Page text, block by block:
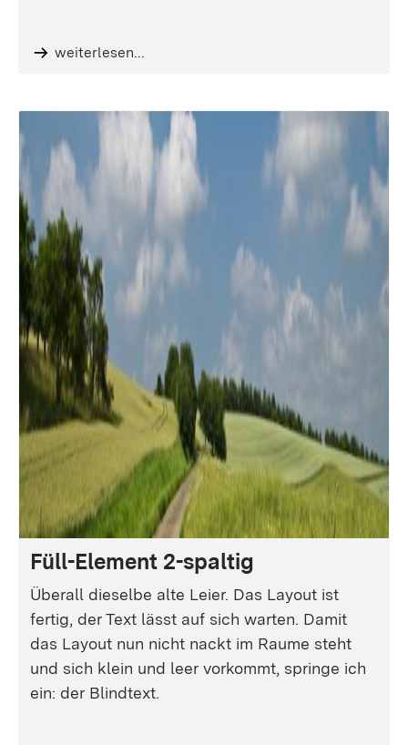
weiterlesen...
Füll-Element 2-spaltig
Überall dieselbe alte Leier. Das Layout ist
fertig, der Text lässt auf sich warten. Damit
das Layout nun nicht nackt im Raume steht
und sich klein und leer vorkommt, springe ich
ein: der Blindtext.